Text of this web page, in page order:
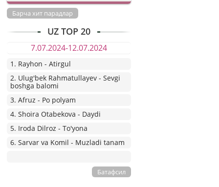
Барча хит парадлар
UZ TOP 20
7.07.2024-12.07.2024
1. Rayhon - Atirgul
2. Ulug'bek Rahmatullayev - Sevgi
boshga balomi
3. Afruz - Po polyam
4. Shoira Otabekova - Daydi
5. Iroda Dilroz - To'yona
6. Sarvar va Komil - Muzladi tanam
Батафсил